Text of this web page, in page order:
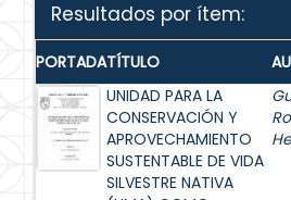
Resultados por ítem:
PORTADATÍTULO
UNIDAD PARA LA
CONSERVACIÓN Y
APROVECHAMIENTO
SUSTENTABLE DE VIDA
SILVESTRE NATIVA